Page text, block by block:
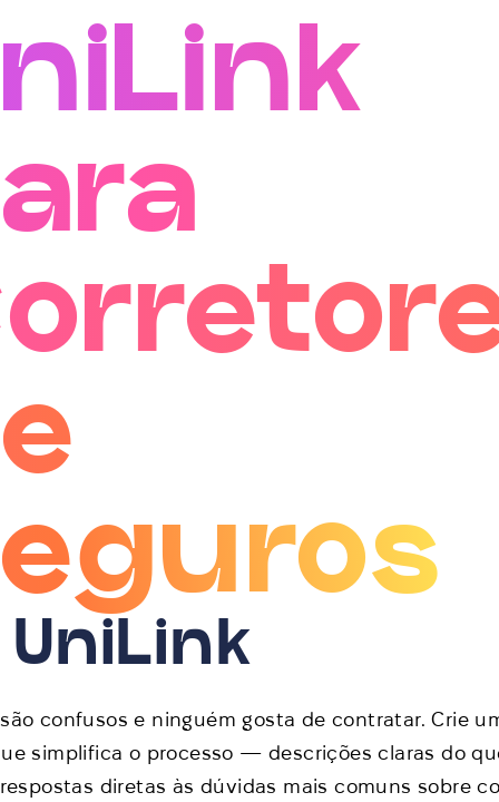
confusos e ninguém gosta de contratar. Crie
simplifica o processo — descrições claras do
diretas às dúvidas mais comuns sobre